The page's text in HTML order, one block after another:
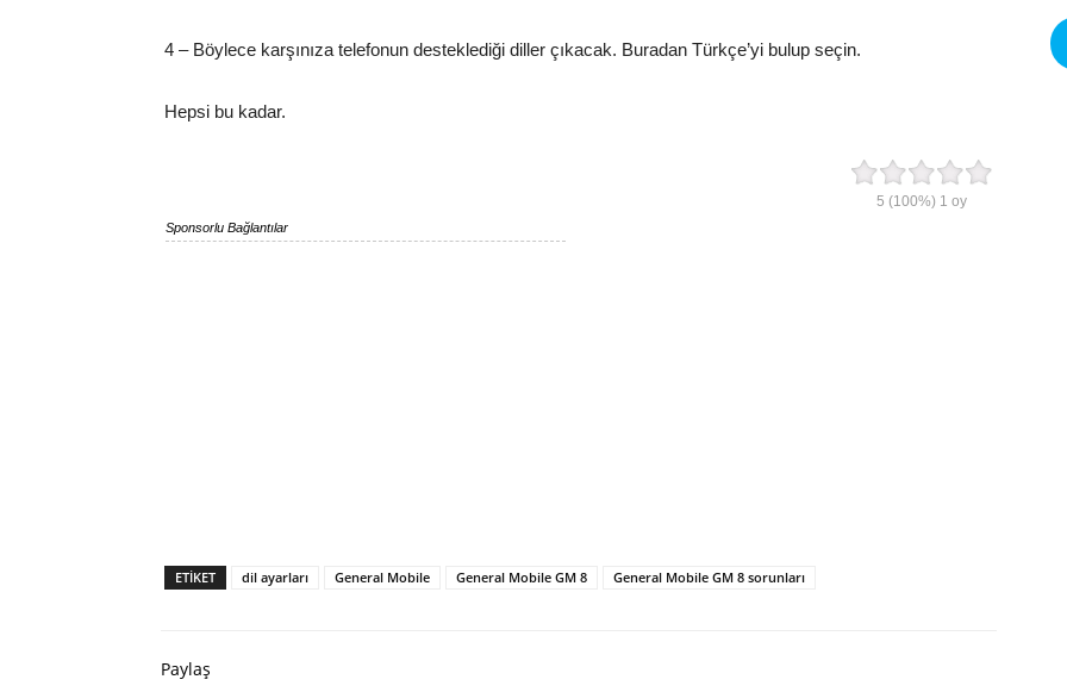
4 – Böylece karşınıza telefonun desteklediği diller çıkacak. Buradan Türkçe’yi bulup seçin.
Hepsi bu kadar.
5 (100%) 1 oy
Sponsorlu Bağlantılar
ETIKET dil ayarları General Mobile General Mobile GM 8 General Mobile GM 8 sorunları
Paylaş